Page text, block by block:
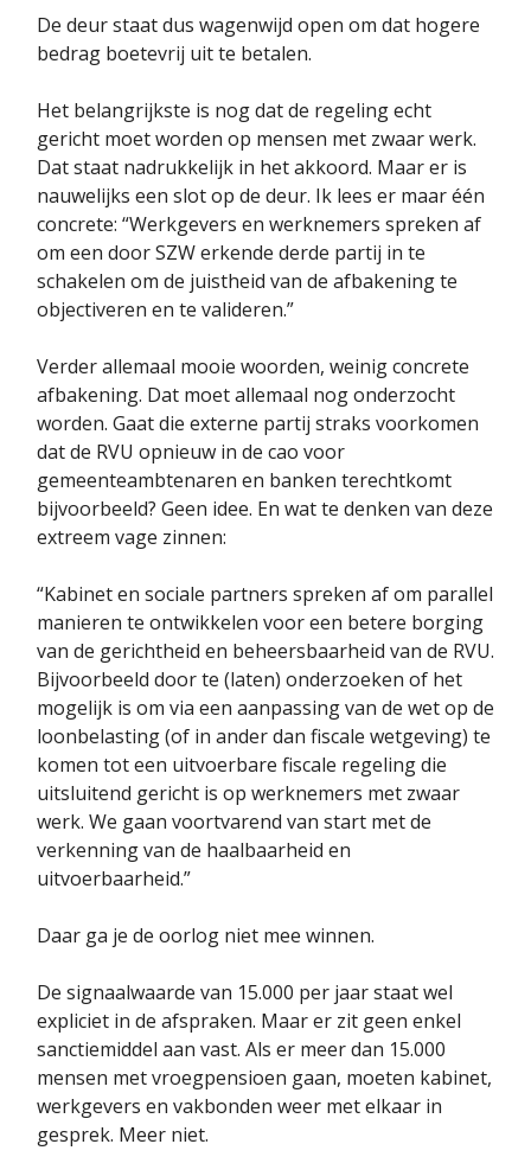
De deur staat dus wagenwijd open om dat hogere
bedrag boetevrij uit te betalen.
Het belangrijkste is nog dat de regeling echt
gericht moet worden op mensen met zwaar werk.
Dat staat nadrukkelijk in het akkoord. Maar er is
nauwelijks een slot op de deur. Ik lees er maar één
concrete: “Werkgevers en werknemers spreken af
om een door SZW erkende derde partij in te
schakelen om de juistheid van de afbakening te
objectiveren en te valideren.”
Verder allemaal mooie woorden, weinig concrete
afbakening. Dat moet allemaal nog onderzocht
worden. Gaat die externe partij straks voorkomen
dat de RVU opnieuw in de cao voor
gemeenteambtenaren en banken terechtkomt
bijvoorbeeld? Geen idee. En wat te denken van deze
extreem vage zinnen:
“Kabinet en sociale partners spreken af om parallel
manieren te ontwikkelen voor een betere borging
van de gerichtheid en beheersbaarheid van de RVU.
Bijvoorbeeld door te (laten) onderzoeken of het
mogelijk is om via een aanpassing van de wet op de
loonbelasting (of in ander dan fiscale wetgeving) te
komen tot een uitvoerbare fiscale regeling die
uitsluitend gericht is op werknemers met zwaar
werk. We gaan voortvarend van start met de
verkenning van de haalbaarheid en
uitvoerbaarheid.”
Daar ga je de oorlog niet mee winnen.
De signaalwaarde van 15.000 per jaar staat wel
expliciet in de afspraken. Maar er zit geen enkel
sanctiemiddel aan vast. Als er meer dan 15.000
mensen met vroegpensioen gaan, moeten kabinet,
werkgevers en vakbonden weer met elkaar in
gesprek. Meer niet.